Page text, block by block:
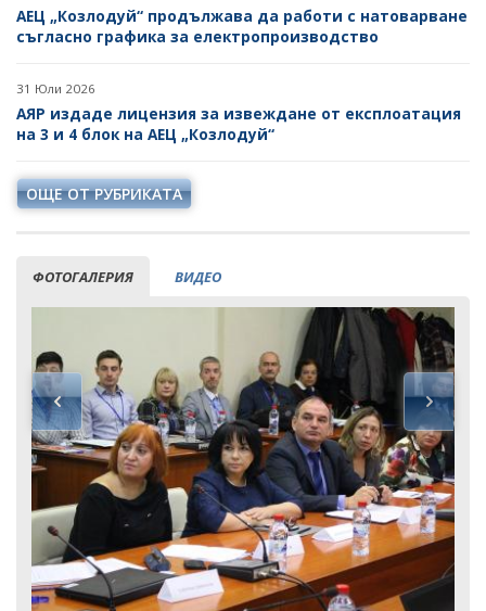
АЕЦ „Козлодуй“ продължава да работи с натоварване
съгласно графика за електропроизводство
31 Юли 2026
АЯР издаде лицензия за извеждане от експлоатация
на 3 и 4 блок на АЕЦ „Козлодуй“
ОЩЕ ОТ РУБРИКАТА
ФОТОГАЛЕРИЯ ВИДЕО